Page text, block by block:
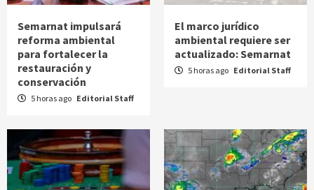
Semarnat impulsará
reforma ambiental
para fortalecer la
restauración y
conservación
5 horas ago Editorial Staff
El marco jurídico
ambiental requiere ser
actualizado: Semarnat
5 horas ago Editorial Staff